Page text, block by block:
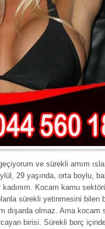
ve sürekli amım
29 yaşında, orta boylu,
Kocam kamu
sürekli yetinmesini bilen
dışarda olmaz. Ama kocam
birisi. Sürekli borç